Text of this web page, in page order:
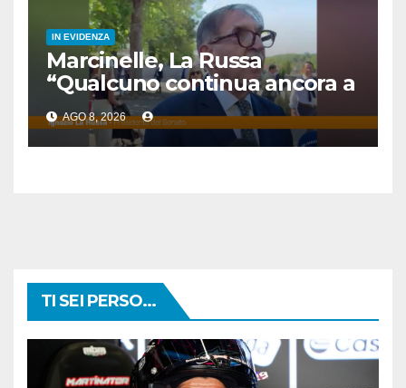
IN EVIDENZA
Marcinelle, La Russa
“Qualcuno continua ancora a
voltare le spalle”
AGO 8, 2026
TI SEI PERSO...